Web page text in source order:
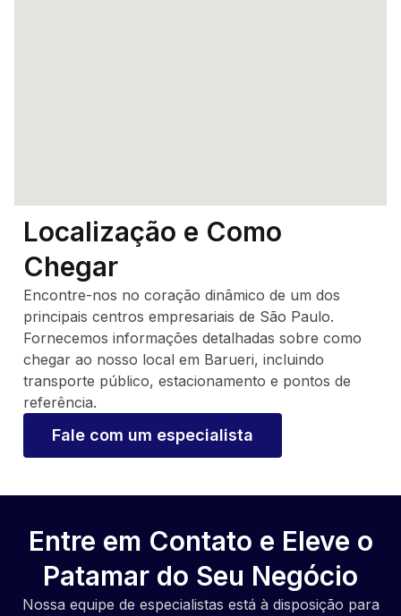
Localização e Como
Chegar
Encontre-nos no coração dinâmico de um dos
principais centros empresariais de São Paulo.
Fornecemos informações detalhadas sobre como
chegar ao nosso local em Barueri, incluindo
transporte público, estacionamento e pontos de
referência.
Fale com um especialista
Entre em Contato e Eleve o
Patamar do Seu Negócio
Nossa equipe de especialistas está à disposição para